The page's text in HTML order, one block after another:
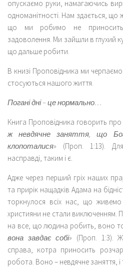
опускаємо руки, намагаючись
одноманітності. Нам здається, що
що ми робимо не приносить
задоволення. Ми зайшли в глухий
що дальше робити.
В книзі Проповідника ми черпаємо
стосуються нашого життя.
Погані дні – це нормально…
Книга Проповідника говорить про
ж невдячне заняття, що
клопоталися» (Проп. 1:13).
насправді, таким і є.
Адже через перший гріх наших
та прирік нащадків Адама на
торкнулося всіх нас, що живемо
християни не стали виключенням.
на все, що людина робить, воно
вона завдає собі» (Проп. 1:3).
справа, котра приносить
робота. Воно – невдячне заняття,